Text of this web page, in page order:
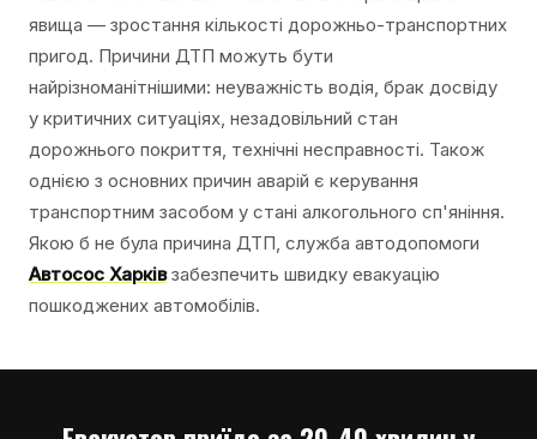
явища — зростання кількості дорожньо-транспортних
пригод. Причини ДТП можуть бути
найрізноманітнішими: неуважність водія, брак досвіду
у критичних ситуаціях, незадовільний стан
дорожнього покриття, технічні несправності. Також
однією з основних причин аварій є керування
транспортним засобом у стані алкогольного сп'яніння.
Якою б не була причина ДТП, служба автодопомоги
Автосос Харківзабезпечить швидку евакуацію
пошкоджених автомобілів.